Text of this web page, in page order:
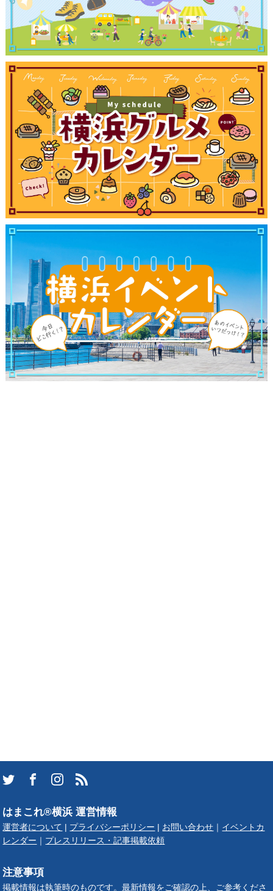
ブログ記事
サイトについて
はまこれ®横浜 運営情報
運営者について プライバシーポリシー お問い合わせ
イベントカ
レンダー
プレスリリース・記事掲載依頼
注意事項
掲載情報は執筆時のものです。最新情報をご確認の上、ご参考くださ